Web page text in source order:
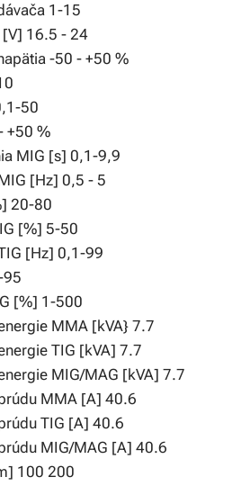
1-15
[V] 16.5 - 24
-50 - +50 %
50
+50 %
MIG [s] 0,1-9,9
[Hz] 0,5 - 5
20-80
[%] 5-50
[Hz] 0,1-99
95
[%] 1-500
MMA [kVA} 7.7
TIG [kVA] 7.7
MIG/MAG [kVA] 7.7
MMA [A] 40.6
TIG [A] 40.6
MIG/MAG [A] 40.6
100 200